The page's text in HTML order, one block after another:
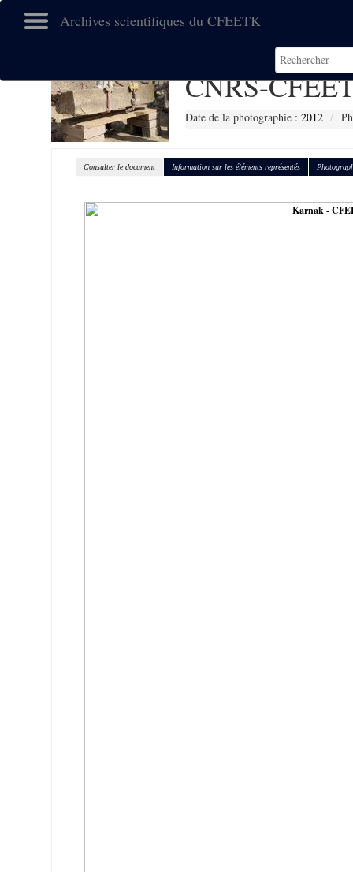
Archives scientifiques du CFEETK
CNRS-
Date de la photographie :2012
Consulter le document Information sur les éléments représentés